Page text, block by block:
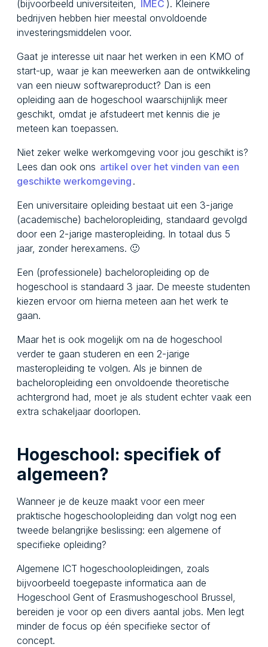
(bijvoorbeeld universiteiten, IMEC ). Kleinere
bedrijven hebben hier meestal onvoldoende
investeringsmiddelen voor.
Gaat je interesse uit naar het werken in een KMO of
start-up, waar je kan meewerken aan de ontwikkeling
van een nieuw softwareproduct? Dan is een
opleiding aan de hogeschool waarschijnlijk meer
geschikt, omdat je afstudeert met kennis die je
meteen kan toepassen.
Niet zeker welke werkomgeving voor jou geschikt is?
Lees dan ook ons artikel over het vinden van een
geschikte werkomgeving .
Een universitaire opleiding bestaat uit een 3-jarige
(academische) bacheloropleiding, standaard gevolgd
door een 2-jarige masteropleiding. In totaal dus 5
jaar, zonder herexamens. 🙂
Een (professionele) bacheloropleiding op de
hogeschool is standaard 3 jaar. De meeste studenten
kiezen ervoor om hierna meteen aan het werk te
gaan.
Maar het is ook mogelijk om na de hogeschool
verder te gaan studeren en een 2-jarige
masteropleiding te volgen. Als je binnen de
bacheloropleiding een onvoldoende theoretische
achtergrond had, moet je als student echter vaak een
extra schakeljaar doorlopen.
Hogeschool: specifiek of
algemeen?
Wanneer je de keuze maakt voor een meer
praktische hogeschoolopleiding dan volgt nog een
tweede belangrijke beslissing: een algemene of
specifieke opleiding?
Algemene ICT hogeschoolopleidingen, zoals
bijvoorbeeld toegepaste informatica aan de
Hogeschool Gent of Erasmushogeschool Brussel,
bereiden je voor op een divers aantal jobs. Men legt
minder de focus op één specifieke sector of
concept.